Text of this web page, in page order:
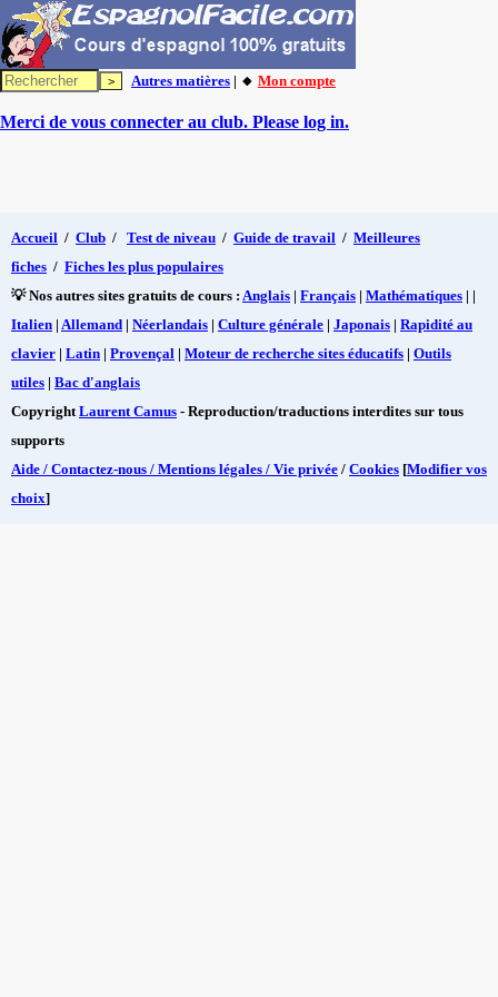
Autres matières | 🔸 Mon compte
Merci de vous connecter au club. Please log in.
Accueil / Club / Test de niveau / Guide de travail / Meilleures
fiches / Fiches les plus populaires
💡 Nos autres sites gratuits de cours : Anglais | Français | Mathématiques | |
Italien | Allemand | Néerlandais | Culture générale | Japonais | Rapidité au
clavier | Latin | Provençal | Moteur de recherche sites éducatifs | Outils
utiles | Bac d'anglais
CopyrightLaurent Camus - Reproduction/traductions interdites sur tous
supports
Aide / Contactez-nous / Mentions légales / Vie privée / Cookies [Modifier vos
choix]